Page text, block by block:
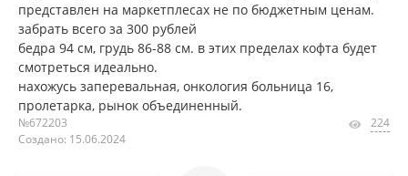
представлен на маркетплесах не по бюджетным ценам.
забрать всего за 300 рублей
бедра 94 см, грудь 86-88 см. в этих пределах кофта будет
смотреться идеально.
нахожусь заперевальная, онкология больница 16,
пролетарка, рынок объединенный.
№672203
Создано: 15.06.2024
224